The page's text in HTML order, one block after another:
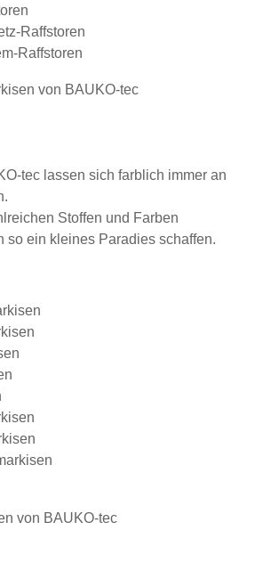
Raffstoren
Raffstoren
tec lassen sich farblich immer an
Stoffen und Farben
so ein kleines Paradies schaffen.